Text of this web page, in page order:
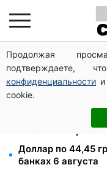
Продолжая
подтверждаете,
конфиденциальности
cookie.
200+ тысяч в СЗЧ,
раскрыл план
Помощь людям с
Acted и NP
113 млрд грн
830 тысяч
Доллар по 44,45
банках 6 августа